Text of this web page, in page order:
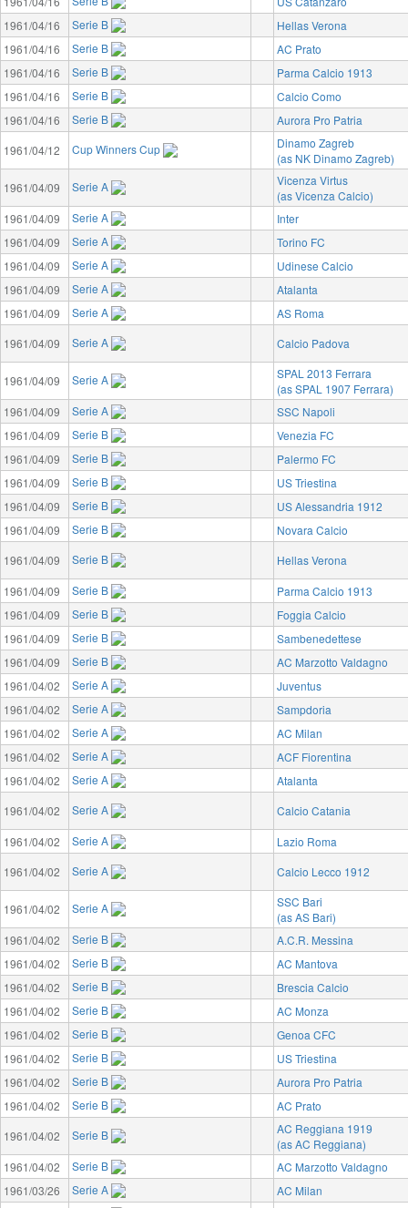
1961/04/16
Serie B
Hellas Verona
1961/04/16
Serie B
AC Prato
1961/04/16
Serie B
Parma Calcio 1913
1961/04/16
Serie B
Calcio Como
1961/04/16
Serie B
Aurora Pro Patria
1961/04/12
Cup Winners Cup
Dinamo Zagreb
(as NK Dinamo Zagreb)
1961/04/09
Serie A
Vicenza Virtus
(as Vicenza Calcio)
1961/04/09
Serie A
Inter
1961/04/09
Serie A
Torino FC
1961/04/09
Serie A
Udinese Calcio
1961/04/09
Serie A
Atalanta
1961/04/09
Serie A
AS Roma
1961/04/09
Serie A Calcio Padova
1961/04/09 Serie A
SPAL 2013 Ferrara
(as SPAL 1907 Ferrara)
1961/04/09
Serie A
SSC Napoli
1961/04/09
Serie B
Venezia FC
1961/04/09
Serie B
Palermo FC
1961/04/09
Serie B
US Triestina
1961/04/09
Serie B
US Alessandria 1912
1961/04/09
Serie B
Novara Calcio
1961/04/09
Serie B
Hellas Verona
1961/04/09
Serie B
Parma Calcio 1913
1961/04/09
Serie B
Foggia Calcio
1961/04/09
Serie B
Sambenedettese
1961/04/09
Serie B
AC Marzotto Valdagno
1961/04/02
Serie A
Juventus
1961/04/02
Serie A
Sampdoria
1961/04/02
Serie A
AC Milan
1961/04/02
Serie A
ACF Fiorentina
1961/04/02
Serie A
Atalanta
1961/04/02
Serie A
Calcio Catania
1961/04/02
Serie A
Lazio Roma
1961/04/02
Serie A Calcio Lecco 1912
1961/04/02 Serie A
SSC Bari
(as AS Bari)
1961/04/02
Serie B
A.C.R. Messina
1961/04/02
Serie B
AC Mantova
1961/04/02
Serie B
Brescia Calcio
1961/04/02
Serie B
AC Monza
1961/04/02
Serie B
Genoa CFC
1961/04/02
Serie B
US Triestina
1961/04/02
Serie B
Aurora Pro Patria
1961/04/02
Serie B
AC Prato
1961/04/02
Serie B
AC Reggiana 1919
(as AC Reggiana)
1961/04/02
Serie B
AC Marzotto Valdagno
1961/03/26
Serie A
AC Milan